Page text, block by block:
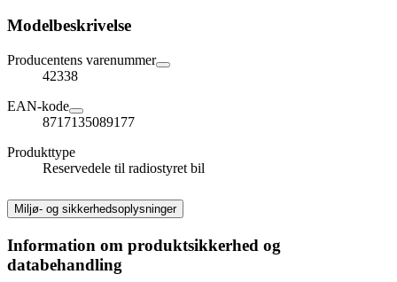
Modelbeskrivelse
Producentens varenummer
42338
EAN-kode
8717135089177
Produkttype
Reservedele til radiostyret bil
Miljø- og sikkerhedsoplysninger
Information om produktsikkerhed og
databehandling